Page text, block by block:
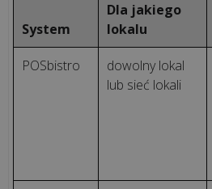
System
Dla jakiego
lokalu
POSbistro
dowolny lokal
lub sieć lokali